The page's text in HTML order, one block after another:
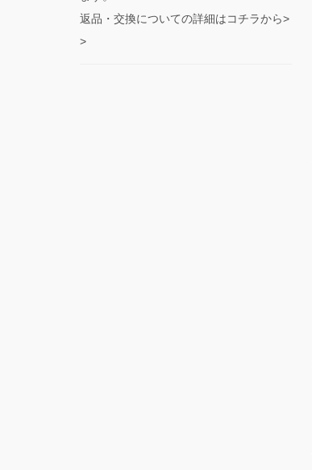
返品・交換についての詳細はコチラから>
>